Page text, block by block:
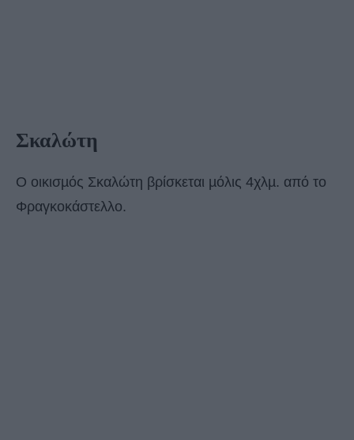
Σκαλώτη
Ο οικισµός Σκαλώτη βρίσκεται µόλις 4χλµ. από το
Φραγκοκάστελλο.